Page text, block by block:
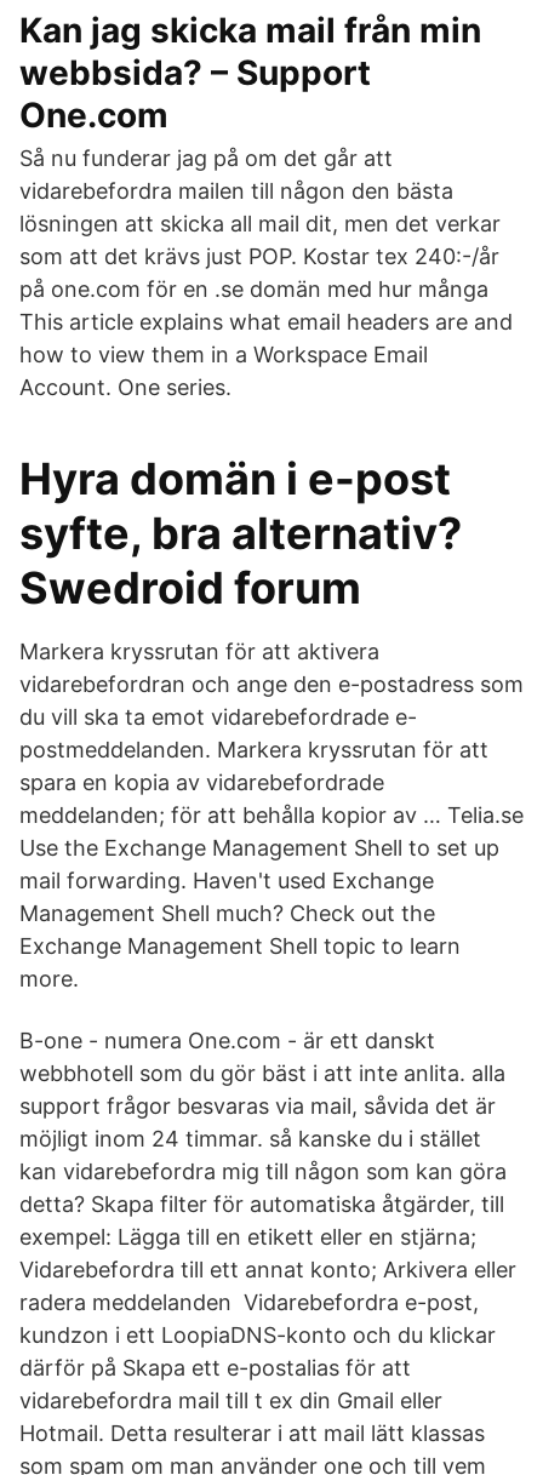
Kan jag skicka mail från min
webbsida? – Support
One.com
Så nu funderar jag på om det går att
vidarebefordra mailen till någon den bästa
lösningen att skicka all mail dit, men det verkar
som att det krävs just POP. Kostar tex 240:-/år
på one.com för en .se domän med hur många
This article explains what email headers are and
how to view them in a Workspace Email
Account. One series.
Hyra domän i e-post
syfte, bra alternativ?
Swedroid forum
Markera kryssrutan för att aktivera
vidarebefordran och ange den e-postadress som
du vill ska ta emot vidarebefordrade e-
postmeddelanden. Markera kryssrutan för att
spara en kopia av vidarebefordrade
meddelanden; för att behålla kopior av … Telia.se
Use the Exchange Management Shell to set up
mail forwarding. Haven't used Exchange
Management Shell much? Check out the
Exchange Management Shell topic to learn
more.
B-one - numera One.com - är ett danskt
webbhotell som du gör bäst i att inte anlita. alla
support frågor besvaras via mail, såvida det är
möjligt inom 24 timmar. så kanske du i stället
kan vidarebefordra mig till någon som kan göra
detta? Skapa filter för automatiska åtgärder, till
exempel: Lägga till en etikett eller en stjärna;
Vidarebefordra till ett annat konto; Arkivera eller
radera meddelanden Vidarebefordra e-post,
kundzon i ett LoopiaDNS-konto och du klickar
därför på Skapa ett e-postalias för att
vidarebefordra mail till t ex din Gmail eller
Hotmail. Detta resulterar i att mail lätt klassas
som spam om man använder one och till vem